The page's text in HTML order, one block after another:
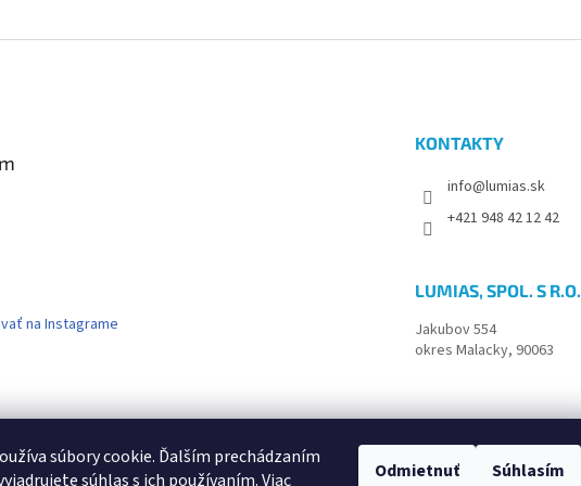
súbory cookie. Ďalším prechádzaním
súhlas s ich používaním. Viac
Odmietnuť Súhlasím
p
na Instagrame
KONTAKTY
info@lumias.sk
+421 948 42 12 42
LUMIAS, SPOL. S R.O.
Jakubov 554
okres Malacky, 90063